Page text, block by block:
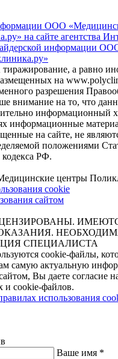
ООО
на сайте агентства
информации
а равно
на
разрешения
внимание на то, что
информационный
информационные
на сайте, не
положениями
кодекса РФ.
центры
cookie
сайтом
СПЕЦИАЛИСТА
cookie-файлы,
самую актуальную
Вы даете согласие
и cookie-файлов.
использования
Ваше имя *